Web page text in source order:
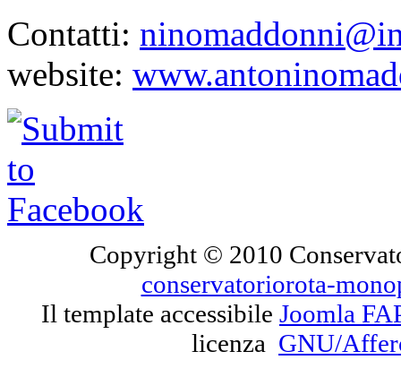
Contatti:
website:
Copyright © 2010
conservatoriorota-
Il template accessibile Joomla
licenza GNU/